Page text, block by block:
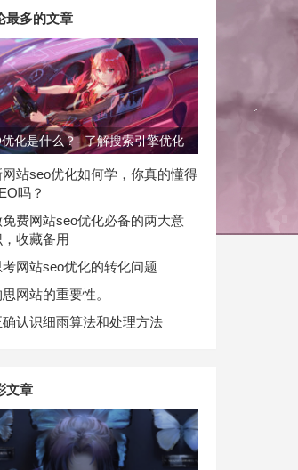
最多的文章
化是什么？- 了解搜索引擎优化
网站seo优化如何学，你真的懂得
吗？
免费网站seo优化必备的两大意
，收藏备用
考网站seo优化的转化问题
网站的重要性。
确认识细雨算法和处理方法
文章